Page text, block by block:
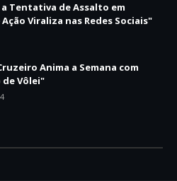
a Tentativa de Assalto em
Viraliza nas Redes Sociais"
Anima a Semana com
de Vôlei"